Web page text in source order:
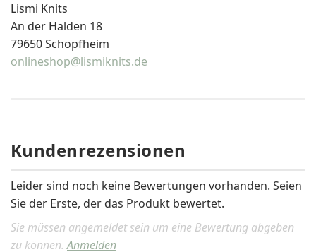
Lismi Knits
An der Halden 18
79650 Schopfheim
onlineshop@lismiknits.de
Kundenrezensionen
Leider sind noch keine Bewertungen vorhanden. Seien
Sie der Erste, der das Produkt bewertet.
Sie müssen angemeldet sein um eine Bewertung abgeben
zu können.Anmelden